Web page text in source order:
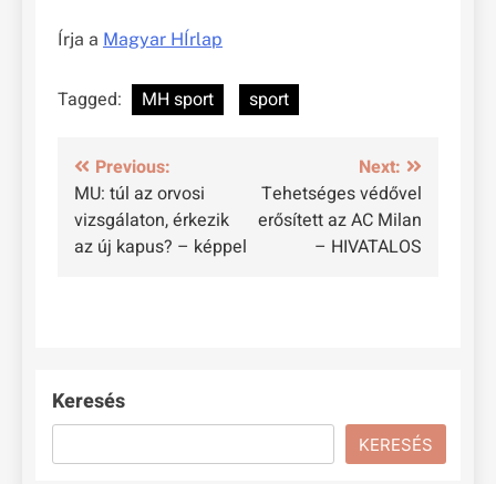
Írja a Magyar HÍrlap
Tagged: MH sport sport
Bejegyzés
navigáció
Previous:
MU: túl az orvosi
vizsgálaton, érkezik
az új kapus? – képpel
Next:
Tehetséges védővel
erősített az AC Milan
– HIVATALOS
Keresés
KERESÉS